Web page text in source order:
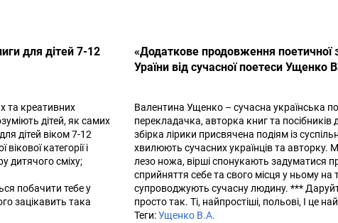
для дітей 7-12
та креативних
дітей, як самих
дітей віком 7-12
категорії і
дитячого сміху;
побачити тебе у
зацікавить така
«Додаткове продовження поетичної
Ураїни від сучасної поетеси Ущенко
Валентина Ущенко – сучасна українська
перекладачка, авторка книг та посібників
збірка лірики присвячена подіям із
хвилюють сучасних українців та авторку.
лезо ножа, вірші спонукають задуматися
сприйняття себе та свого місця у ньому на
супроводжують сучасну людину. ***
просто так. Ті, найпростіші, польові, І це
Теги:Ущенко В.А.